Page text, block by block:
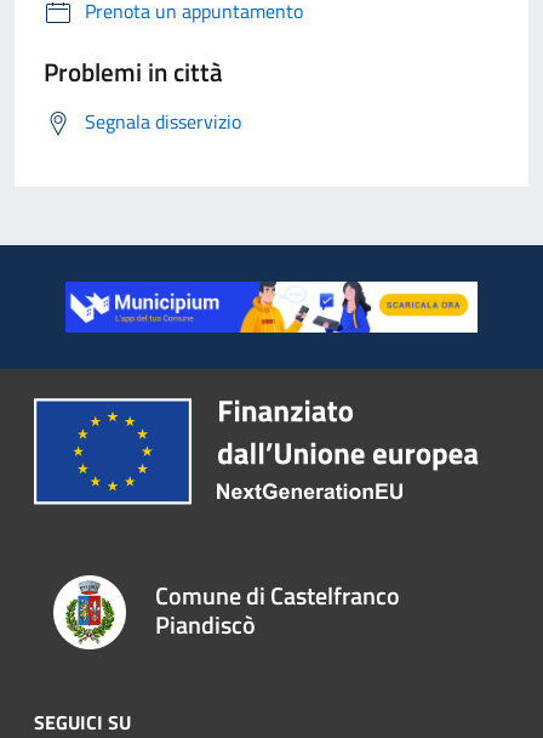
Prenota un appuntamento
Problemi in città
Segnala disservizio
Comune di Castelfranco
Piandiscò
SEGUICI SU